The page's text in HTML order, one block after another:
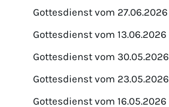
Gottesdienst vom 27.06.2026
Gottesdienst vom 13.06.2026
Gottesdienst vom 30.05.2026
Gottesdienst vom 23.05.2026
Gottesdienst vom 16.05.2026